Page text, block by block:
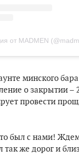
от MADMEN
минского
о закрытии –
провести
был с нами!
же дорог и